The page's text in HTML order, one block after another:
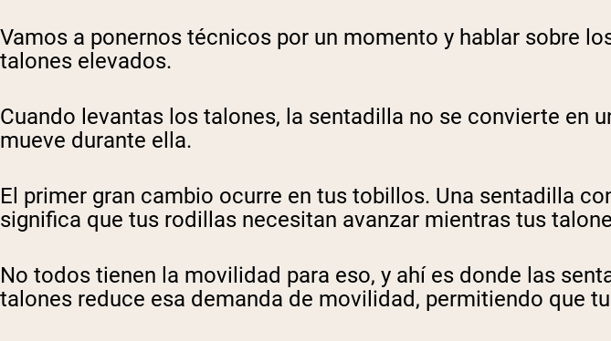
Vamos a ponernos técnicos por un momento y hablar sobre
talones elevados.
Cuando levantas los talones, la sentadilla no se convierte en
mueve durante ella.
El primer gran cambio ocurre en tus tobillos. Una sentadilla
significa que tus rodillas necesitan avanzar mientras tus
No todos tienen la movilidad para eso, y ahí es donde las
talones reduce esa demanda de movilidad, permitiendo que